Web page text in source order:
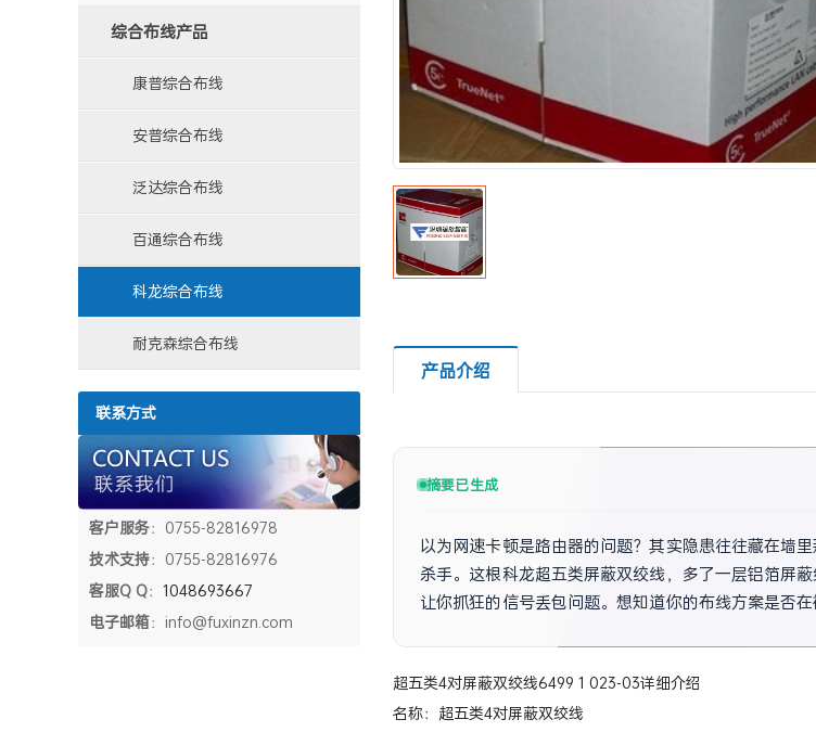
产品介绍
摘要已生成
以为网速卡顿是路由器的问题？其实隐患往往藏在墙
杀手。这根科龙超五类屏蔽双绞线，多了一层铝箔屏
让你抓狂的信号丢包问题。想知道你的布线方案是否
超五类4对屏蔽双绞线6499 1 023-03详细介绍
名称：超五类4对屏蔽双绞线
综合布线产品
康普综合布线
安普综合布线
泛达综合布线
百通综合布线
科龙综合布线
耐克森综合布线
联系方式
客户服务：0755-82816978
技术支持：0755-82816976
客服Q Q： 1048693667
电子邮箱：info@fuxinzn.com